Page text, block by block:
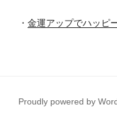
・ 金運アップでハッピ
Proudly powered by